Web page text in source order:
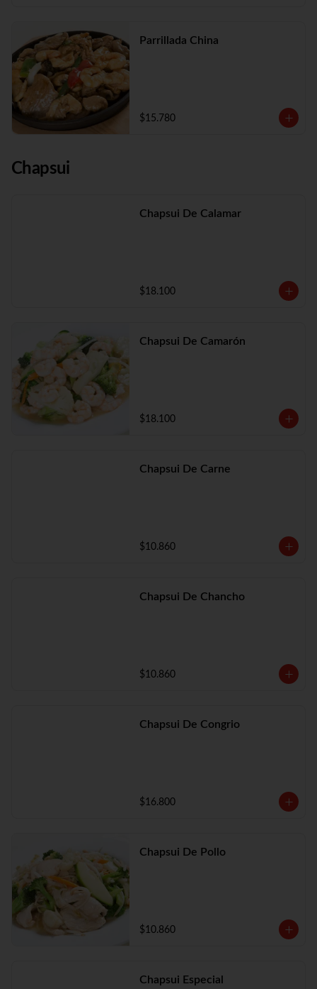
Parrillada China
$15.780
Chapsui
Chapsui De Calamar
$18.100
Chapsui De Camarón
$18.100
Chapsui De Carne
$10.860
Chapsui De Chancho
$10.860
Chapsui De Congrio
$16.800
Chapsui De Pollo
$10.860
Chapsui Especial